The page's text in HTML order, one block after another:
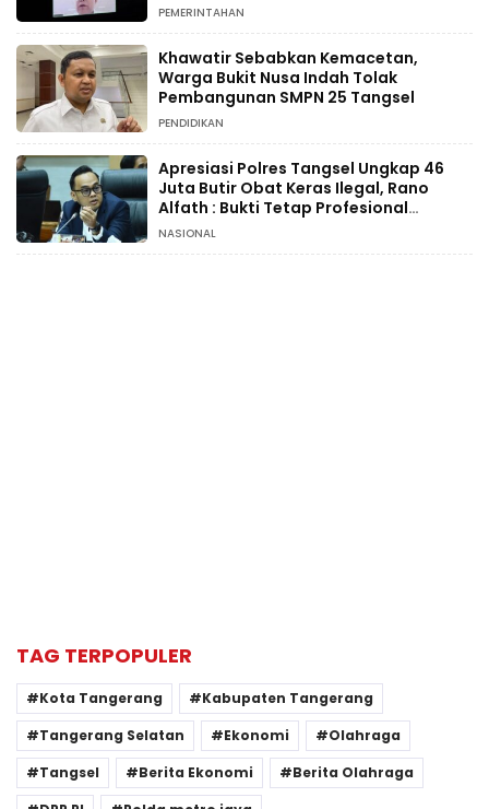
PEMERINTAHAN
Khawatir Sebabkan Kemacetan,
Warga Bukit Nusa Indah Tolak
Pembangunan SMPN 25 Tangsel
PENDIDIKAN
Apresiasi Polres Tangsel Ungkap 46
Juta Butir Obat Keras Ilegal, Rano
Alfath : Bukti Tetap Profesional
Jalankan Tugas
NASIONAL
TAG TERPOPULER
Kota Tangerang
Kabupaten Tangerang
Tangerang Selatan
Ekonomi
Olahraga
Tangsel
Berita Ekonomi
Berita Olahraga